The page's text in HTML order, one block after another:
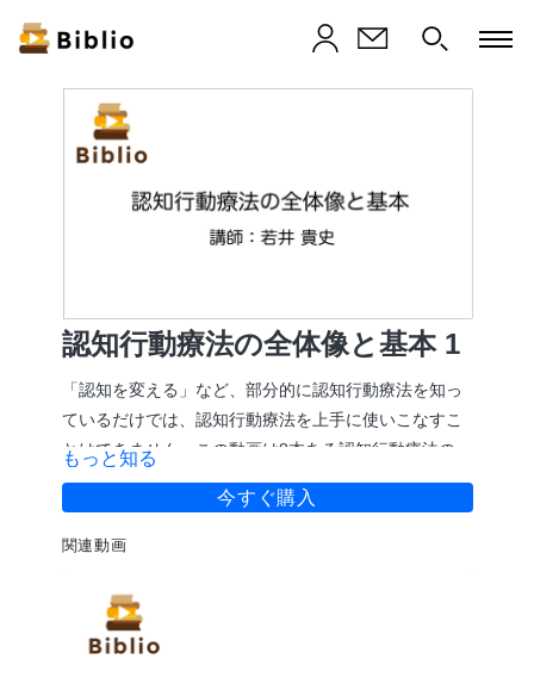
認知行動療法の全体像と基本 1
「認知を変える」など、部分的に認知行動療法を知っ
ているだけでは、認知行動療法を上手に使いこなすこ
とはできません。この動画は8本ある認知行動療法の全
体と基本を解説する動画の一本目です。
もっと知る
今すぐ購入
関連動画